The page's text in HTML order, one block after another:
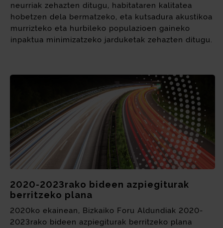
neurriak zehazten ditugu, habitataren kalitatea
hobetzen dela bermatzeko, eta kutsadura akustikoa
murrizteko eta hurbileko populazioen gaineko
inpaktua minimizatzeko jarduketak zehazten ditugu.
2020-2023rako bideen azpiegiturak
berritzeko plana
2020ko ekainean, Bizkaiko Foru Aldundiak 2020-
2023rako bideen azpiegiturak berritzeko plana